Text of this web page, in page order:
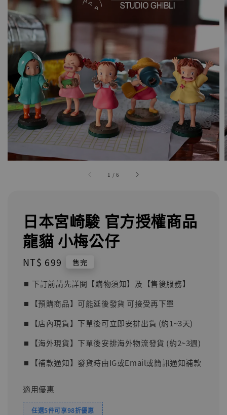
1 /6
日本宮崎駿 官方授權商品
龍貓 小梅公仔
Regular
NT$ 699 售完
⏹︎ 下訂前請先詳閱【購物須知】及【售後服務】
⏹︎【預購商品】可能延後發貨 可接受再下單
⏹︎【店內現貨】下單後可立即安排出貨 (約1~3天)
⏹︎【海外現貨】下單後安排海外物流發貨 (約2~3週)
⏹︎【補款通知】發貨時由IG或Email或簡訊通知補款
適用優惠
任選5件可享98折優惠